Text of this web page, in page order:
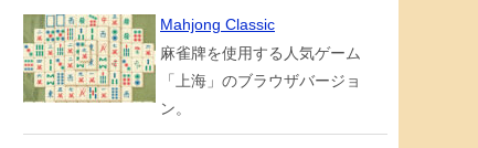
Mahjong Classic
麻雀牌を使用する人気ゲーム
「上海」のブラウザバージョ
ン。